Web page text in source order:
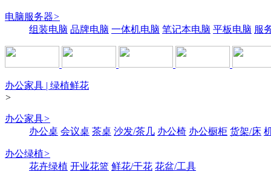
电脑服务器>
组装电脑 品牌电脑 一体机电脑 笔记本电脑 平板电脑 服
办公家具 | 绿植鲜花
>
办公家具>
办公桌 会议桌 茶桌 沙发/茶几 办公椅 办公橱柜 货架/床
办公绿植>
花卉绿植 开业花篮 鲜花/干花 花盆/工具